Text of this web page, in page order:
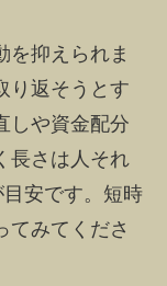
を抑えられま
り返そうとす
しや資金配分
長さは人それ
安です。短時
てみてくださ